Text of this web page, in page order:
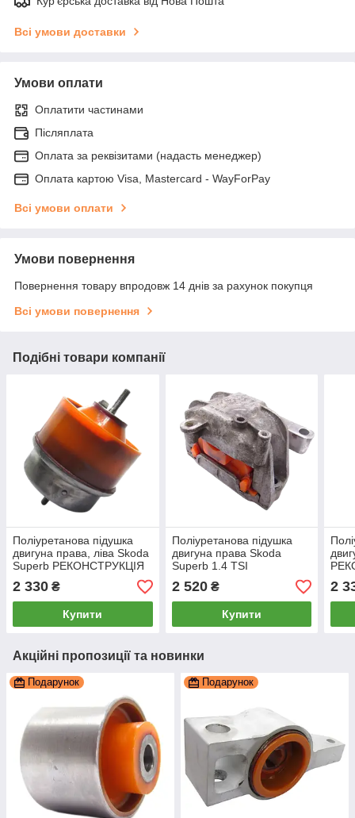
Всі умови доставки
Умови оплати
Оплатити частинами
Післяплата
Оплата за реквізитами (надасть менеджер)
Оплата картою Visa, Mastercard - WayForPay
Всі умови оплати
Умови повернення
Повернення товару впродовж 14 днів за рахунок покупця
Всі умови повернення
Подібні товари компанії
Поліуретанова підушка
двигуна права, ліва Skoda
Superb РЕКОНСТРУКЦІЯ
ВАШОЇ, PP-2197b
2 330 ₴
Купити
Поліуретанова підушка
двигуна права Skoda
Superb 1.4 TSI
РЕКОНСТРУКЦІЯ ВАШОЇ,
PP-0359pbe
2 520₴
Купити
PP-
2
Акційні пропозиції та новинки
Подарунок Подарунок